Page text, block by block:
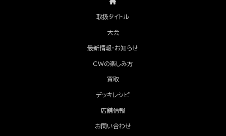
取扱タイトル
大会
最新情報・お知らせ
CWの楽しみ方
買取
デッキレシピ
店舗情報
お問い合わせ